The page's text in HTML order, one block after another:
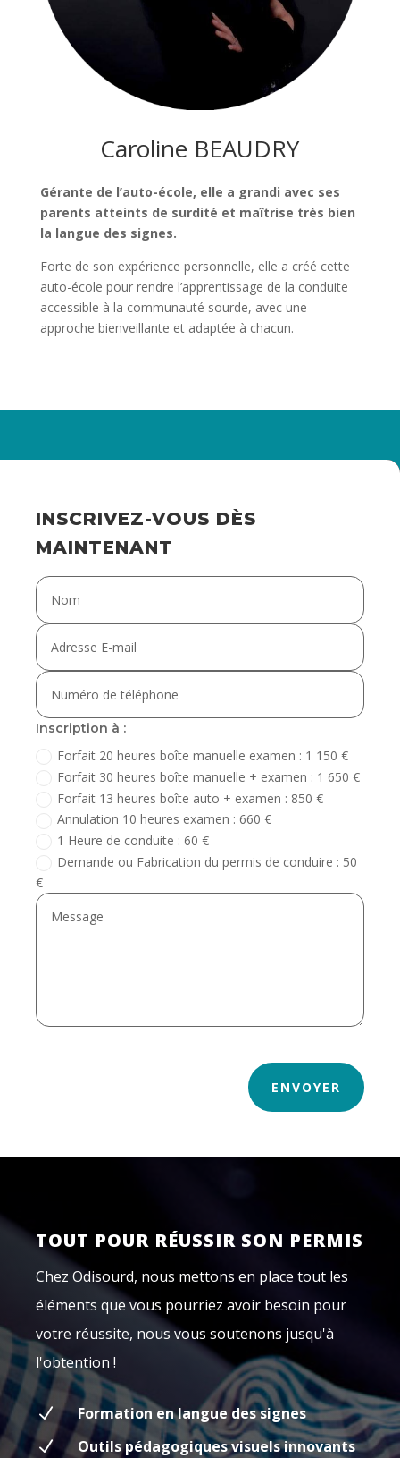
Caroline BEAUDRY
Gérante de l’auto-école, elle a grandi avec ses
parents atteints de surdité et maîtrise très bien
la langue des signes.
Forte de son expérience personnelle, elle a créé cette
auto-école pour rendre l’apprentissage de la conduite
accessible à la communauté sourde, avec une
approche bienveillante et adaptée à chacun.
INSCRIVEZ-VOUS DÈS
MAINTENANT
Inscription à :
Forfait 20 heures boîte manuelle examen : 1 150 €
Forfait 30 heures boîte manuelle + examen : 1 650 €
Forfait 13 heures boîte auto + examen : 850 €
Annulation 10 heures examen : 660 €
1 Heure de conduite : 60 €
Demande ou Fabrication du permis de conduire : 50
€
ENVOYER
TOUT POUR RÉUSSIR SON PERMIS
Chez Odisourd, nous mettons en place tout les
éléments que vous pourriez avoir besoin pour
votre réussite, nous vous soutenons jusqu'à
l'obtention !
N
Formation en langue des signes
N
Outils pédagogiques visuels innovants